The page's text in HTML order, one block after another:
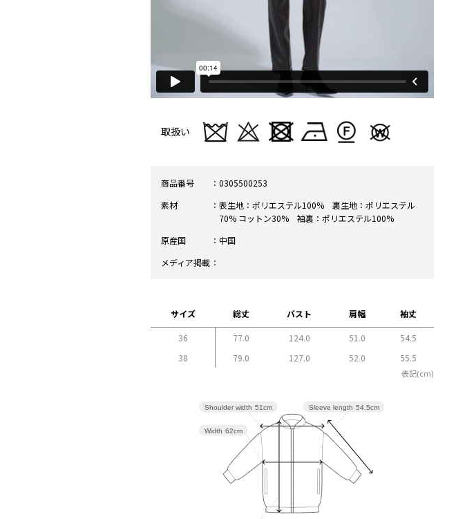
取扱い
商品番号
0305500253
素材
表生地：ポリエステル100% 裏生地：ポリエステル
70% コットン30% 袖裏：ポリエステル100%
原産国
中国
メディア掲載
サイズ 総丈 バスト 肩幅 袖丈
36 77.0 124.0 51.0
54.5
38
79.0 127.0 52.0 55.5
表記(cm)
Sleeve length 54.5cm
Width 62cm
Shoulder width 51cm